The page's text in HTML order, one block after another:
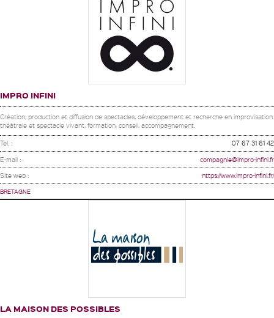
IMPRO INFINI
Création, production et diffusion de spectacles, développement et recherche en improvisation
théâtrale et spectacle vivant, formation, conseil, accompagnement.
Tel. : 07 67 31 61 42
E-mail : compagnie@impro-infini.fr
Site web : https://www.impro-infini.fr/
BRETAGNE
LA MAISON DES POSSIBLES